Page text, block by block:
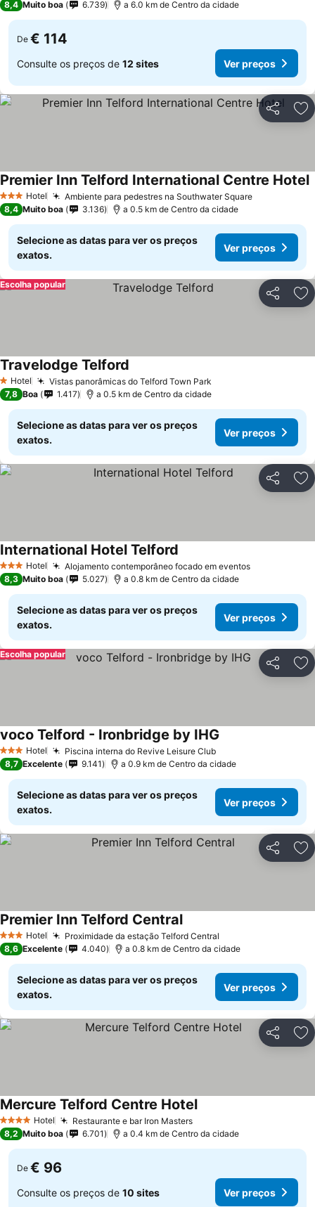
8,4 Muito boa 6.739 a 6.0 km de Centro da cidade
De € 114
Consulte os preços de 12 sites Ver preços
Partilhar
3 EstrelasHotel Ambiente para pedestres na Southwater Square
Premier Inn Telford International Centre Hotel
8,4 Muito boa 3.136 a 0.5 km de Centro da cidade
Selecione as datas para ver os preços
exatos.
Ver preços
Partilhar
Escolha popular
1 Estrelas
Hotel Vistas panorâmicas do Telford Town Park
Travelodge Telford
7,8 Boa 1.417 a 0.5 km de Centro da cidade
Selecione as datas para ver os preços
exatos.
Ver preços
Partilhar
3 EstrelasHotel Alojamento contemporâneo focado em eventos
International Hotel Telford
8,3 Muito boa 5.027 a 0.8 km de Centro da cidade
Selecione as datas para ver os preços
exatos.
Ver preços
Partilhar
Escolha popular
3 EstrelasHotel Piscina interna do Revive Leisure Club
voco Telford - Ironbridge by IHG
8,7 Excelente 9.141 a 0.9 km de Centro da cidade
Selecione as datas para ver os preços
exatos.
Ver preços
Partilhar
3 EstrelasHotel Proximidade da estação Telford Central
Premier Inn Telford Central
8,6 Excelente 4.040 a 0.8 km de Centro da cidade
Selecione as datas para ver os preços
exatos.
Ver preços
Partilhar
4 EstrelasHotel Restaurante e bar Iron Masters
Mercure Telford Centre Hotel
8,2 Muito boa 6.701 a 0.4 km de Centro da cidade
De € 96
Consulte os preços de 10 sites Ver preços